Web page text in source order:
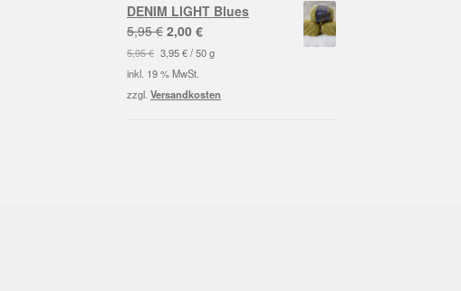
DENIM LIGHT Blues
5,95€ Ursprünglicher
Preis
war:
5,95 €
2,00€Aktueller
Preis
2,00 €.
5,95€ 3,95€/50 g
inkl. 19 % MwSt.
zzgl.Versandkosten